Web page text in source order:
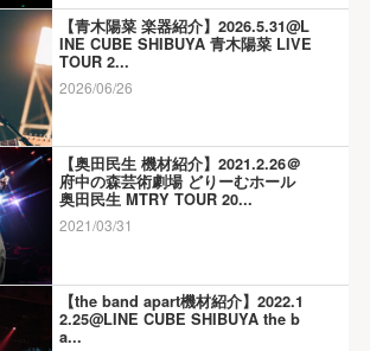
【青木陽菜 楽器紹介】2026.5.31@L
INE CUBE SHIBUYA 青木陽菜 LIVE
TOUR 2...
2026/06/26
【奥田民生 機材紹介】2021.2.26＠
府中の森芸術劇場 どりーむホール
奥田民生 MTRY TOUR 20...
2021/03/31
【the band apart機材紹介】2022.1
2.25@LINE CUBE SHIBUYA the b
a...